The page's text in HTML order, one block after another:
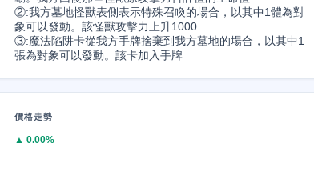
②:我方墓地怪獸表側表示特殊召喚的場合，以其中1體為對
象可以發動。該怪獸攻擊力上升1000
③:魔法陷阱卡從我方手牌捨棄到我方墓地的場合，以其中1
張為對象可以發動。該卡加入手牌
價格走勢
▲ 0.00%